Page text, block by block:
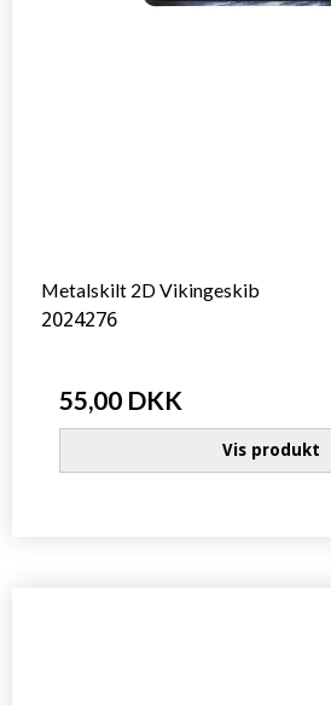
Metalskilt 2D Vikingeskib
2024276
55,00 DKK
Vis produkt